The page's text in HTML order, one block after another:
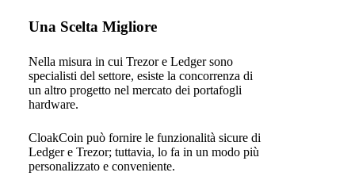
Una Scelta Migliore
Nella misura in cui Trezor e Ledger sono
specialisti del settore, esiste la concorrenza di
un altro progetto nel mercato dei portafogli
hardware.
CloakCoin può fornire le funzionalità sicure di
Ledger e Trezor; tuttavia, lo fa in un modo più
personalizzato e conveniente.